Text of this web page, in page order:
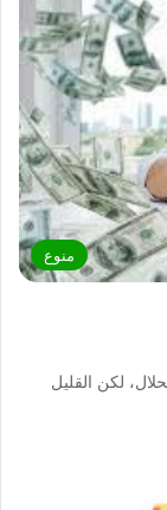
منوع
لكن القليل